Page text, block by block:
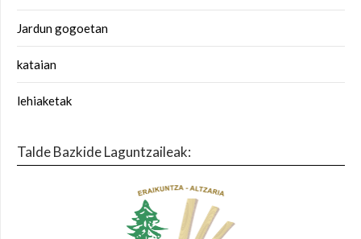
Jardun gogoetan
kataian
lehiaketak
Talde Bazkide Laguntzaileak: